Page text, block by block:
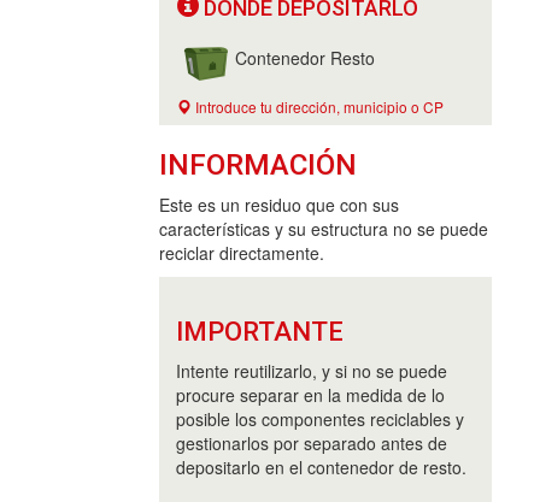
DÓNDE DEPOSITARLO
Contenedor Resto
Introduce tu dirección, municipio o CP
INFORMACIÓN
Este es un residuo que con sus
características y su estructura no se puede
reciclar directamente.
IMPORTANTE
Intente reutilizarlo, y si no se puede
procure separar en la medida de lo
posible los componentes reciclables y
gestionarlos por separado antes de
depositarlo en el contenedor de resto.